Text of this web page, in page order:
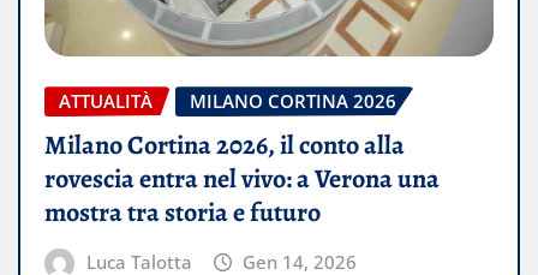
ATTUALITÀ MILANO CORTINA 2026
Milano Cortina 2026, il conto alla
rovescia entra nel vivo: a Verona una
mostra tra storia e futuro
Luca Talotta Gen 14, 2026